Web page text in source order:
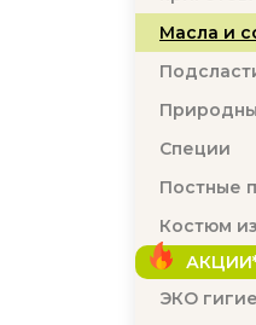
Масла и
Специи
Постные
Костюм
ЭКО